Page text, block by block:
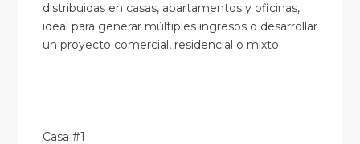
distribuidas en casas, apartamentos y oficinas,
ideal para generar múltiples ingresos o desarrollar
un proyecto comercial, residencial o mixto.
Casa #1